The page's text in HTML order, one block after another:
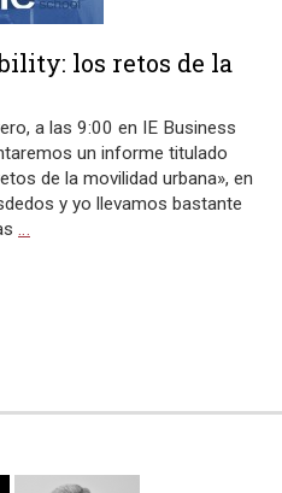
los retos de la
a las 9:00 en IE Business
un informe titulado
de la movilidad urbana», en
y yo llevamos bastante
…